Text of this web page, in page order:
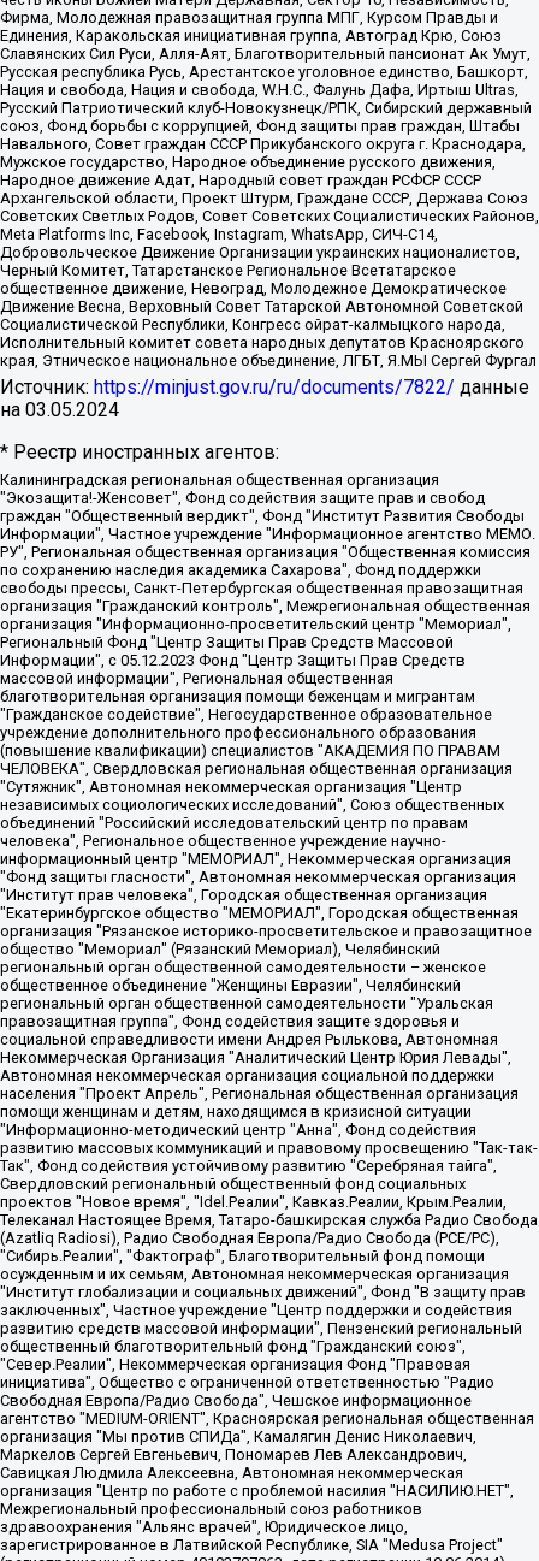
Фирма, Молодежная правозащитная группа МПГ, Курсом Правды и
Единения, Каракольская инициативная группа, Автоград Крю, Союз
Славянских Сил Руси, Алля-Аят, Благотворительный пансионат Ак Умут,
Русская республика Русь, Арестантское уголовное единство, Башкорт,
Нация и свобода, Нация и свобода, W.H.С., Фалунь Дафа, Иртыш Ultras,
Русский Патриотический клуб-Новокузнецк/РПК, Сибирский державный
союз, Фонд борьбы с коррупцией, Фонд защиты прав граждан, Штабы
Навального, Совет граждан СССР Прикубанского округа г. Краснодара,
Мужское государство, Народное объединение русского движения,
Народное движение Адат, Народный совет граждан РСФСР СССР
Архангельской области, Проект Штурм, Граждане СССР, Держава Союз
Советских Светлых Родов, Совет Советских Социалистических Районов,
Meta Platforms Inc, Facebook, Instagram, WhatsApp, СИЧ-С14,
Добровольческое Движение Организации украинских националистов,
Черный Комитет, Татарстанское Региональное Всетатарское
общественное движение, Невоград, Молодежное Демократическое
Движение Весна, Верховный Совет Татарской Автономной Советской
Социалистической Республики, Конгресс ойрат-калмыцкого народа,
Исполнительный комитет совета народных депутатов Красноярского
края, Этническое национальное объединение, ЛГБТ, Я.МЫ Сергей Фургал
Источник: https://minjust.gov.ru/ru/documents/7822/ данные
на 03.05.2024
* Реестр иностранных агентов:
Калининградская региональная общественная организация "Экозащита!-Женсовет", Фонд содействия защите прав и свобод граждан "Общественный вердикт", Фонд "Институт Развития Свободы Информации", Частное учреждение "Информационное агентство МЕМО. РУ", Региональная общественная организация "Общественная комиссия по сохранению наследия академика Сахарова", Фонд поддержки свободы прессы, Санкт-Петербургская общественная правозащитная организация "Гражданский контроль", Межрегиональная общественная организация "Информационно-просветительский центр "Мемориал", Региональный Фонд "Центр Защиты Прав Средств Массовой Информации", с 05.12.2023 Фонд "Центр Защиты Прав Средств массовой информации", Региональная общественная благотворительная организация помощи беженцам и мигрантам "Гражданское содействие", Негосударственное образовательное учреждение дополнительного профессионального образования (повышение квалификации) специалистов "АКАДЕМИЯ ПО ПРАВАМ ЧЕЛОВЕКА", Свердловская региональная общественная организация "Сутяжник", Автономная некоммерческая организация "Центр независимых социологических исследований", Союз общественных объединений "Российский исследовательский центр по правам человека", Региональное общественное учреждение научно-информационный центр "МЕМОРИАЛ", Некоммерческая организация "Фонд защиты гласности", Автономная некоммерческая организация "Институт прав человека", Городская общественная организация "Екатеринбургское общество "МЕМОРИАЛ", Городская общественная организация "Рязанское историко-просветительское и правозащитное общество "Мемориал" (Рязанский Мемориал), Челябинский региональный орган общественной самодеятельности – женское общественное объединение "Женщины Евразии", Челябинский региональный орган общественной самодеятельности "Уральская правозащитная группа", Фонд содействия защите здоровья и социальной справедливости имени Андрея Рылькова, Автономная Некоммерческая Организация "Аналитический Центр Юрия Левады", Автономная некоммерческая организация социальной поддержки населения "Проект Апрель", Региональная общественная организация помощи женщинам и детям, находящимся в кризисной ситуации "Информационно-методический центр "Анна", Фонд содействия развитию массовых коммуникаций и правовому просвещению "Так-так-Так", Фонд содействия устойчивому развитию "Серебряная тайга", Свердловский региональный общественный фонд социальных проектов "Новое время", "Idel.Реалии", Кавказ.Реалии, Крым.Реалии, Телеканал Настоящее Время, Татаро-башкирская служба Радио Свобода (Azatliq Radiosi), Радио Свободная Европа/Радио Свобода (PCE/PC), "Сибирь.Реалии", "Фактограф", Благотворительный фонд помощи осужденным и их семьям, Автономная некоммерческая организация "Институт глобализации и социальных движений", Фонд "В защиту прав заключенных", Частное учреждение "Центр поддержки и содействия развитию средств массовой информации", Пензенский региональный общественный благотворительный фонд "Гражданский союз", "Север.Реалии", Некоммерческая организация Фонд "Правовая инициатива", Общество с ограниченной ответственностью "Радио Свободная Европа/Радио Свобода", Чешское информационное агентство "MEDIUM-ORIENT", Красноярская региональная общественная организация "Мы против СПИДа", Камалягин Денис Николаевич, Маркелов Сергей Евгеньевич, Пономарев Лев Александрович, Савицкая Людмила Алексеевна, Автономная некоммерческая организация "Центр по работе с проблемой насилия "НАСИЛИЮ.НЕТ", Межрегиональный профессиональный союз работников здравоохранения "Альянс врачей", Юридическое лицо, зарегистрированное в Латвийской Республике, SIA "Medusa Project" (регистрационный номер 40103797863, дата регистрации 10.06.2014), Некоммерческая организация "Фонд по борьбе с коррупцией", Автономная некоммерческая организация "Институт права и публичной политики", Баданин Роман Сергеевич, Гликин Максим Александрович, Железнова Мария Михайловна, Лукьянова Юлия Сергеевна, Маетная Елизавета Витальевна, Маняхин Петр Борисович, Чуракова Ольга Владимировна, Ярош Юлия Петровна, Юридическое лицо "The Insider SIA", зарегистрированное в Риге, Латвийская Республика (дата регистрации 26.06.2015), являющееся администратором доменного имени интернет-издания "The Insider SIA", https://theins.ru, Постернак Алексей Евгеньевич, Рубин Михаил Аркадьевич, Анин Роман Александрович, Юридическое лицо Istories fonds, зарегистрированное в Латвийской Республике (регистрационный номер 50008295751, дата регистрации 24.02.2020), Великовский Дмитрий Александрович, Долинина Ирина Николаевна, Мароховская Алеся Алексеевна, Шлейнов Роман Юрьевич, Шмагун Олеся Валентиновна, Общество с ограниченной ответственностью "Альтаир 2021", Общество с ограниченной ответственностью "Вега 2021", Общество с ограниченной ответственностью "Главный редактор 2021", Общество с ограниченной ответственностью "Ромашки монолит", Важенков Артем Валерьевич, Ивановская областная общественная организация "Центр гендерных исследований", Гурман Юрий Альбертович, Медиапроект "ОВД-Инфо", Егоров Владимир Владимирович, Жилинский Владимир Александрович, Общество с ограниченной ответственностью "ЗП", Иванова София Юрьевна, Карезина Инна Павловна, Кильтау Екатерина Викторовна, Петров Алексей Викторович, Пискунов Сергей Евгеньевич, Смирнов Сергей Сергеевич, Тихонов Михаил Сергеевич, Общество с ограниченной ответственностью "ЖУРНАЛИСТ-ИНОСТРАННЫЙ АГЕНТ", Арапова Галина Юрьевна, Вольтская Татьяна Анатольевна, Американская компания "Mason G.E.S. Anonymous Foundation" (США), являющаяся владельцем интернет-издания https://mnews.world/, Компания "Stichting Bellingcat", зарегистрированная в Нидерландах (дата регистрации 11.07.2018), Захаров Андрей Вячеславович, Клепиковская Екатерина Дмитриевна, Общество с ограниченной ответственностью "МЕМО", Перл Роман Александрович, Симонов Евгений Алексеевич, Соловьева Елена Анатольевна, Сотников Даниил Владимирович, Сурначева Елизавета Дмитриевна, Автономная некоммерческая организация по защите прав человека и информированию населения "Якутия – Наше Мнение", Общество с ограниченной ответственностью "Москоу диджитал медиа", с 26.01.2023 Общество с ограниченной ответственностью "Чайка Белые сады", Ветошкина Валерия Валерьевна, Заговора Максим Александрович, Межрегиональное общественное движение "Российская ЛГБТ - сеть", Оленичев Максим Владимирович, Павлов Иван Юрьевич, Скворцова Елена Сергеевна, Общество с ограниченной ответственностью "Как бы инагент", Кочетков Игорь Викторович, Общество с ограниченной ответственностью "Честные выборы", Еланчик Олег Александрович, Общество с ограниченной ответственностью "Нобелевский призыв", Гималова Регина Эмилевна, Григорьев Андрей Валерьевич, Григорьева Алина Александровна, Ассоциация по содействию защите прав призывников, альтернативнослужащих и военнослужащих "Правозащитная группа "Гражданин.Армия.Право", Хисамова Регина Фаритовна, Автономная некоммерческая организация по реализации социально-правовых программ "Лилит", Дальневосточное общественное движение "Маяк", Санкт-Петербургская ЛГБТ-инициативная группа "Выход", Инициативная группа ЛГБТ+ "Реверс", Алексеев Андрей Викторович, Бекбулатова Таисия Львовна, Беляев Иван Михайлович, Владыкина Елена Сергеевна, Гельман Марат Александрович, Никульшина Вероника Юрьевна, Толоконникова Надежда Андреевна, Шендерович Виктор Анатольевич, Общество с ограниченной ответственностью "Данное сообщение", Общество с ограниченной ответственностью Издательский дом "Новая глава", Айнбиндер Александра Александровна, Московский комьюнити-центр для ЛГБТ+инициатив, Благотворительный фонд развития филантропии, Deutsche Welle (Германия, Kurt-Schumacher-Strasse 3, 53113 Bonn), Борзунова Мария Михайловна, Воробьев Виктор Викторович, Голубева Анна Львовна, Константинова Алла Михайловна, Малкова Ирина Владимировна, Мурадов Мурад Абдулгалимович, Осетинская Елизавета Николаевна, Понасенков Евгений Николаевич, Ганапольский Матвей Юрьевич, Киселев Евгений Алексеевич, Борухович Ирина Григорьевна, Дремин Иван Тимофеевич, Дубровский Дмитрий Викторович, Красноярская региональная общественная организация поддержки и развития альтернативных образовательных технологий и межкультурных коммуникаций "ИНТЕРРА", Маяковская Екатерина Алексеевна, Фейгин Марк Захарович, Филимонов Андрей Викторович, Дзугкоева Регина Николаевна, Доброхотов Роман Александрович, Дудь Юрий Александрович, Елкин Сергей Владимирович, Кругликов Кирилл Игоревич, Сабунаева Мария Леонидовна, Семенов Алексей Владимирович, Шаинян Карен Багратович, Шульман Екатерина Михайловна, Асафьев Артур Валерьевич, Вахштайн Виктор Семенович, Венедиктов Алексей Алексеевич, Лушникова Екатерина Евгеньевна, Волков Леонид Михайлович, Невзоров Александр Глебович, Пархоменко Сергей Борисович, Сироткин Ярослав Николаевич, Кара-Мурза Владимир Владимирович, Баранова Наталья Владимировна, Гозман Леонид Яковлевич, Кагарлицкий Борис Юльевич, Климарев Михаил Валерьевич, Милов Владимир Станиславович, Автономная некоммерческая организация Краснодарский центр современного искусства "Типография", Моргенштерн Алишер Тагирович, Соболь Любовь Эдуардовна, Общество с ограниченной ответственностью "ЛИЗА НОРМ", Каспаров Гарри Кимович, Ходорковский Михаил Борисович, Общество с ограниченной ответственностью "Апрельские тезисы", Данилович Ирина Брониславовна, Кашин Олег Владимирович, Петров Николай Владимирович, Пивоваров Алексей Владимирович, Соколов Михаил Владимирович, Цветкова Юлия Владимировна, Чичваркин Евгений Александрович, Комитет против пыток/Команда против пыток, Общество с ограниченной ответственностью "Первый научный", Общество с ограниченной ответственностью "Вертолет и ко", Белоцерковская Вероника Борисовна, Кац Максим Евгеньевич, Лазарева Татьяна Юрьевна, Шаведдинов Руслан Табризович, Яшин Илья Валерьевич, Общество с ограниченной ответственностью "Иноагент ААВ", Алешковский Дмитрий Петрович, Альбац Евгения Марковна, Быков Дмитрий Львович, Галямина Юлия Евгеньевна, Лойко Сергей Леонидович, Мартынов Кирилл Константинович, Медведев Сергей Александрович, Крашенинников Федор Геннадиевич, Гордеева Катерина Вл